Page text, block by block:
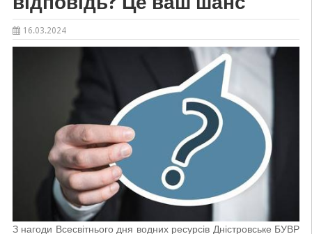
16.03.2024
З нагоди Всесвітнього дня водних ресурсів Дністровське БУВР